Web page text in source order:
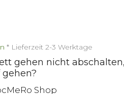
* Lieferzeit 2-3 Werktage
gehen nicht